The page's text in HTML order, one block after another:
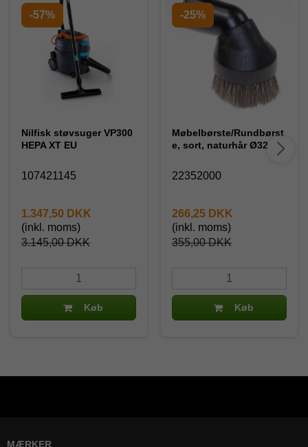
-57%
Nilfisk støvsuger VP300
HEPA XT EU
107421145
3.145,00 DKK
1.347,50 DKK
(inkl. moms)
Køb
-25%
Møbelbørste/Rundbørst
e, sort, naturhår Ø32
22352000
355,00 DKK
266,25 DKK
(inkl. moms)
Køb
MÆRKER